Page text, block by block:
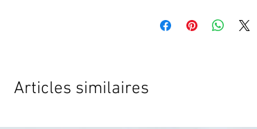
Articles similaires